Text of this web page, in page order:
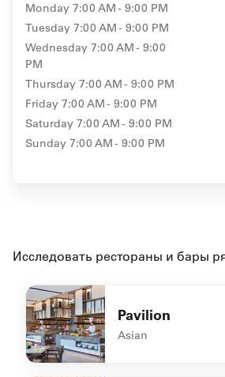
Monday 7:00 AM - 9:00 PM
Tuesday 7:00 AM - 9:00 PM
Wednesday 7:00 AM - 9:00
PM
Thursday 7:00 AM - 9:00 PM
Friday 7:00 AM - 9:00 PM
Saturday 7:00 AM - 9:00 PM
Sunday 7:00 AM - 9:00 PM
Исследовать рестораны и бары
Pavilion
Asian